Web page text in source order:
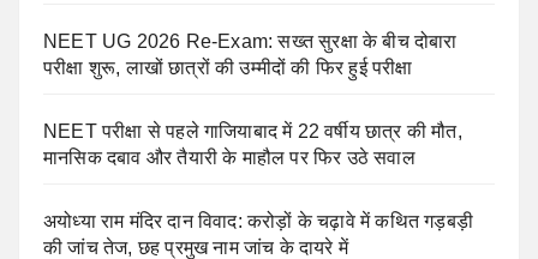
NEET UG 2026 Re-Exam: सख्त सुरक्षा के बीच दोबारा
परीक्षा शुरू, लाखों छात्रों की उम्मीदों की फिर हुई परीक्षा
NEET परीक्षा से पहले गाजियाबाद में 22 वर्षीय छात्र की मौत,
मानसिक दबाव और तैयारी के माहौल पर फिर उठे सवाल
अयोध्या राम मंदिर दान विवाद: करोड़ों के चढ़ावे में कथित गड़बड़ी
की जांच तेज, छह प्रमुख नाम जांच के दायरे में